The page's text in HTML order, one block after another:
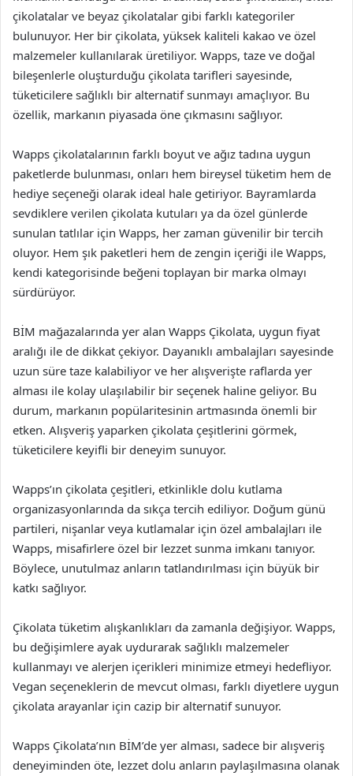
çikolatalar ve beyaz çikolatalar gibi farklı kategoriler
bulunuyor. Her bir çikolata, yüksek kaliteli kakao ve özel
malzemeler kullanılarak üretiliyor. Wapps, taze ve doğal
bileşenlerle oluşturduğu çikolata tarifleri sayesinde,
tüketicilere sağlıklı bir alternatif sunmayı amaçlıyor. Bu
özellik, markanın piyasada öne çıkmasını sağlıyor.
Wapps çikolatalarının farklı boyut ve ağız tadına uygun
paketlerde bulunması, onları hem bireysel tüketim hem de
hediye seçeneği olarak ideal hale getiriyor. Bayramlarda
sevdiklere verilen çikolata kutuları ya da özel günlerde
sunulan tatlılar için Wapps, her zaman güvenilir bir tercih
oluyor. Hem şık paketleri hem de zengin içeriği ile Wapps,
kendi kategorisinde beğeni toplayan bir marka olmayı
sürdürüyor.
BİM mağazalarında yer alan Wapps Çikolata, uygun fiyat
aralığı ile de dikkat çekiyor. Dayanıklı ambalajları sayesinde
uzun süre taze kalabiliyor ve her alışverişte raflarda yer
alması ile kolay ulaşılabilir bir seçenek haline geliyor. Bu
durum, markanın popülaritesinin artmasında önemli bir
etken. Alışveriş yaparken çikolata çeşitlerini görmek,
tüketicilere keyifli bir deneyim sunuyor.
Wapps’ın çikolata çeşitleri, etkinlikle dolu kutlama
organizasyonlarında da sıkça tercih ediliyor. Doğum günü
partileri, nişanlar veya kutlamalar için özel ambalajları ile
Wapps, misafirlere özel bir lezzet sunma imkanı tanıyor.
Böylece, unutulmaz anların tatlandırılması için büyük bir
katkı sağlıyor.
Çikolata tüketim alışkanlıkları da zamanla değişiyor. Wapps,
bu değişimlere ayak uydurarak sağlıklı malzemeler
kullanmayı ve alerjen içerikleri minimize etmeyi hedefliyor.
Vegan seçeneklerin de mevcut olması, farklı diyetlere uygun
çikolata arayanlar için cazip bir alternatif sunuyor.
Wapps Çikolata’nın BİM’de yer alması, sadece bir alışveriş
deneyiminden öte, lezzet dolu anların paylaşılmasına olanak